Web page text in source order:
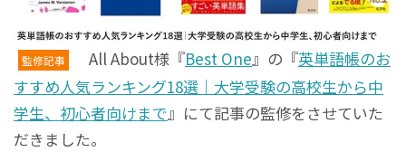
監修記事 All About様『Best One』の『英単語帳のお
すすめ人気ランキング18選｜大学受験の高校生から中
学生、初心者向けまで』にて記事の監修をさせていた
だきました。